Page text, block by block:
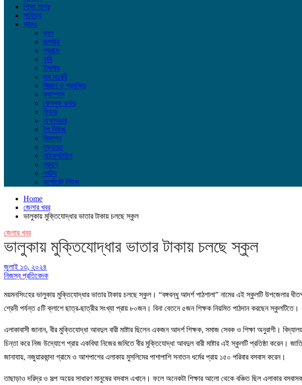
শিক্ষা সাগর
সাহিত্য
আরও
ব্লগ
জলবায়ু
প্রচ্ছদ
কৃষি
ইসলাম
জব মার্কেট
বিজ্ঞান ও প্রযুক্তি
ক্যাম্পাস
ফেসবুক কর্নার
ফিচার
সাক্ষাৎকার
টপ নিউজ
বিজ্ঞাপন
মুক্তমত
লাইফস্টাইল
প্রবাস
পর্যটন
কর্পোরেট নিউজ
Home
জেলার খবর
ভালুকায় মুক্তিযোদ্ধার ভাতার টাকায় চলছে স্কুল
জেলার খবর
ভালুকায় মুক্তিযোদ্ধার ভাতার টাকায় চলছে স্কুল
জুলাই ১৩, ২০২৪
নিজস্ব প্রতিবেদক
ময়মনসিংহের ভালুকায় মুক্তিযোদ্ধার ভাতার টাকায় চলছে স্কুল। “বঙ্গবন্ধু আদর্শ পাঠশালা” নামের এই স্কুলটি উপজেলার
শ্রেনী পর্যন্ত ৫টি ক্লাশে ছাত্র-ছাত্রীর সংখ্যা প্রায় ৮০জন। বিনা বেতনে ৫জন শিক্ষক নিয়মিত পাঠদান করছেন স্কুলটিতে।
এলাকাবাসী জানান, বীর মুক্তিযোদ্ধা আবদুল বারী মাষ্টার ছিলেন একজন আদর্শ শিক্ষক, সমাজ সেবক ও শিক্ষা অনুরাগী।
চিন্তা করে নিজ উদ্যোগে প্রায় একবিঘা নিজের জমিতে বীর মুক্তিযোদ্ধা আবদুল বারী মাষ্টার এই স্কুলটি প্রতিষ্ঠা করেন।
জানাযায়, নজুয়ারকান্দা গ্রামে ও আশপাশের এলাকায় মুসলিমের পাশাপাশি সনাতন ধর্মের প্রায় ১৫০ পরিবার বসবাস করেন।
তাছাড়াও দরিদ্র ও সল্প অয়ের সাধারণ মানুষের বসবাস এখানে। ফলে অনেকটা শিক্ষার আলো থেকে বঞ্চিত ছিল এলাকার